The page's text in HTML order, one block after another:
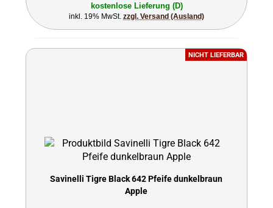
kostenlose Lieferung (D)
inkl. 19% MwSt. zzgl. Versand (Ausland)
NICHT LIEFERBAR
Savinelli Tigre Black 642 Pfeife dunkelbraun
Apple